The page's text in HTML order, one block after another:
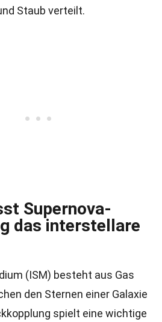
Staub verteilt.
Supernova-
das interstellare
(ISM) besteht aus Gas
den Sternen einer Galaxie
spielt eine wichtige